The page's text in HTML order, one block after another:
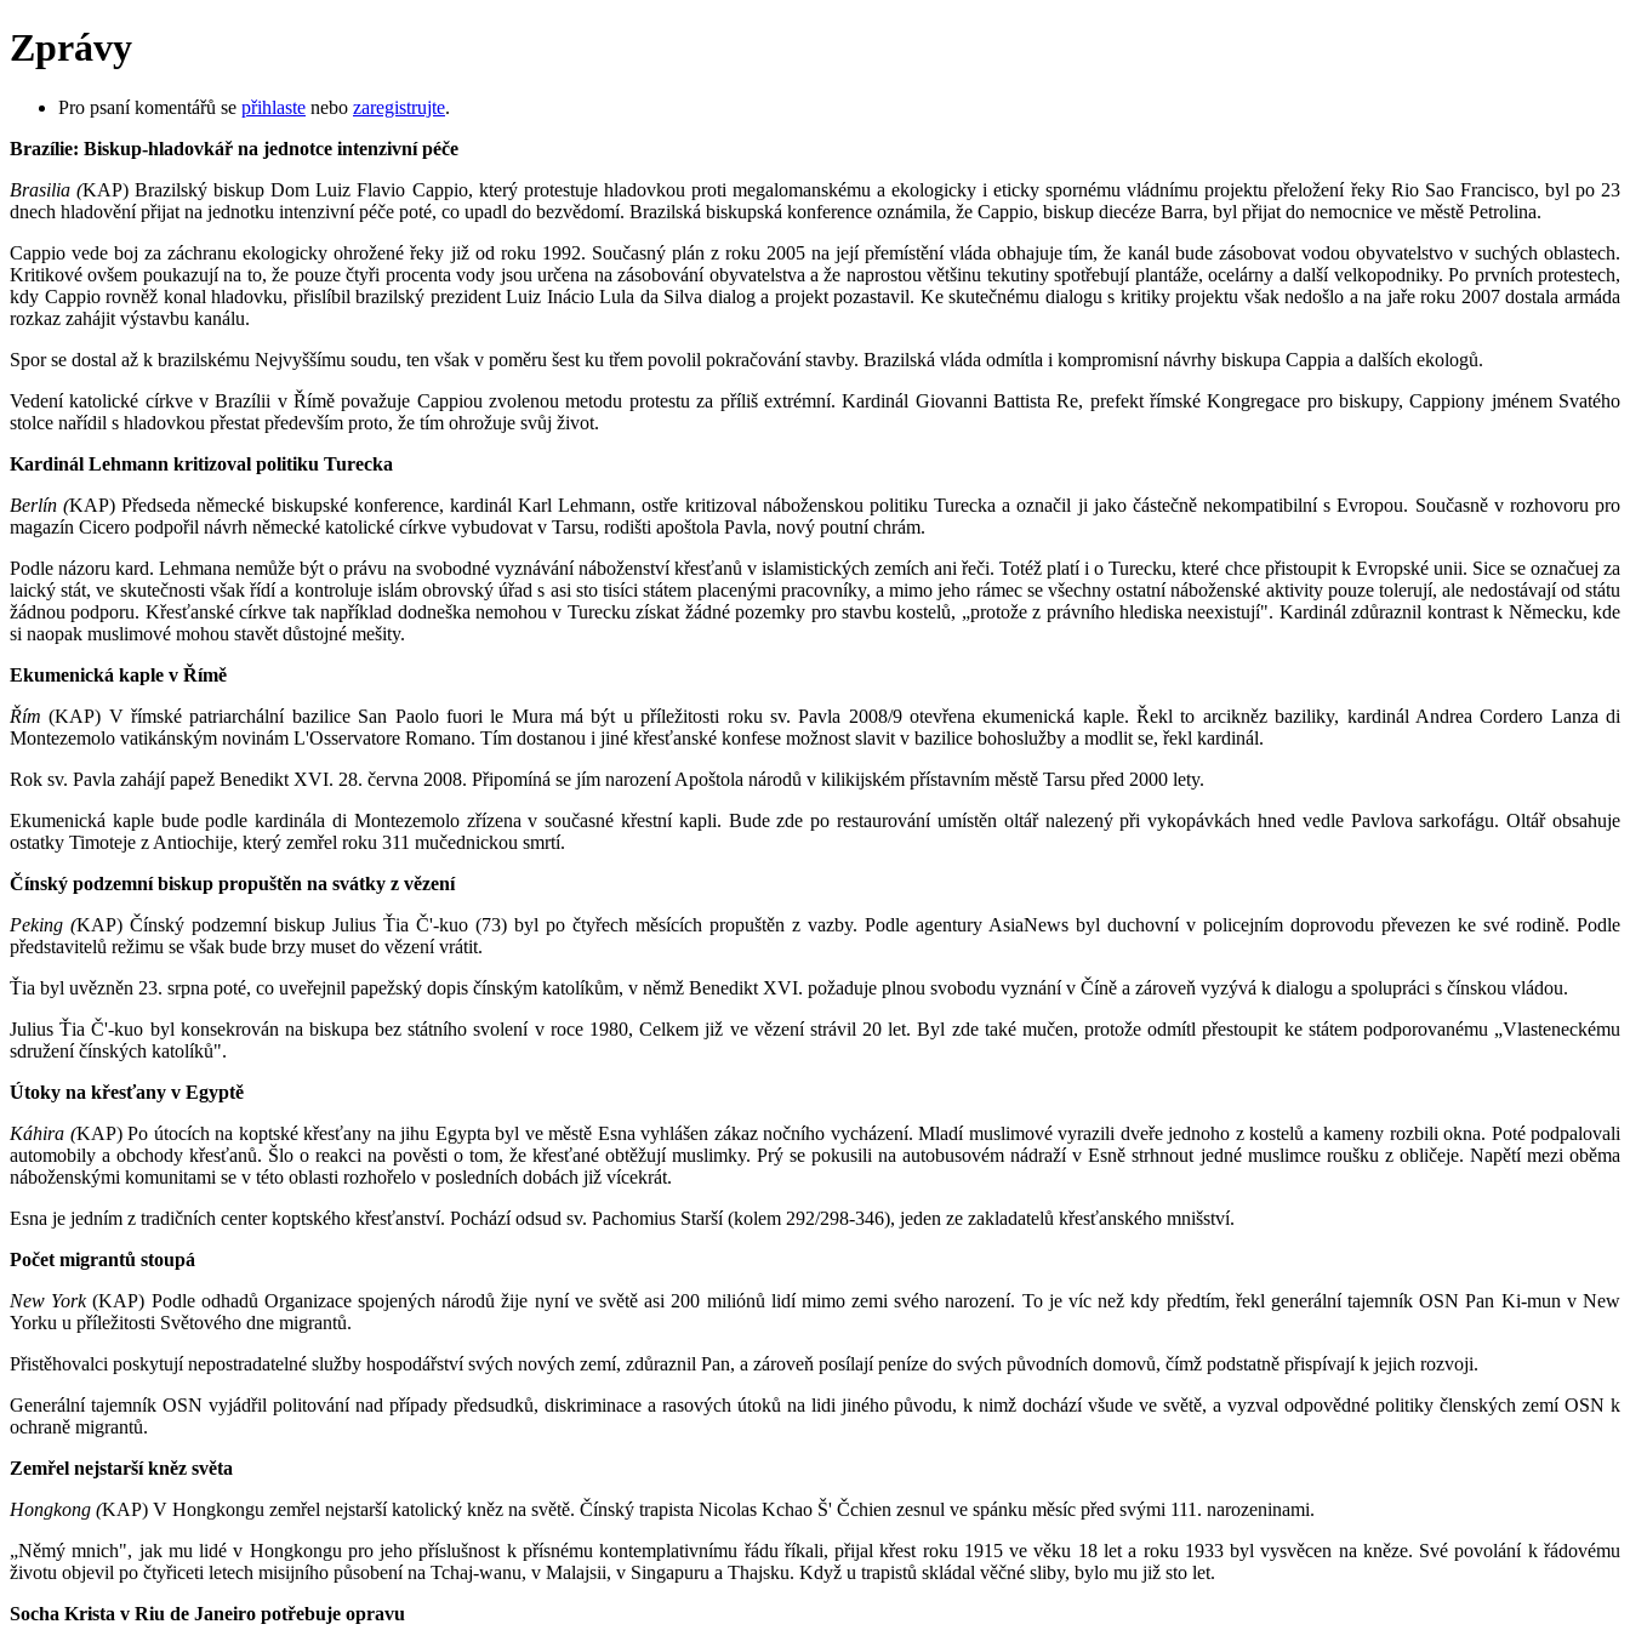
Zprávy
Pro psaní komentářů se přihlaste nebo zaregistrujte.
Brazílie: Biskup-hladovkář na jednotce intenzivní péče
Brasilia (KAP) Brazilský biskup Dom Luiz Flavio Cappio, který protestuje hladovkou proti megalomanskému a ekologicky i eticky spornému vládnímu projektu přeložení řeky Rio Sao Francisco, byl po 23
dnech hladovění přijat na jednotku intenzivní péče poté, co upadl do bezvědomí. Brazilská biskupská kon­ference oznámila, že Cappio, biskup diecéze Barra, byl přijat do nemocnice ve městě Petrolina.
Cappio vede boj za záchranu ekologicky ohrožené řeky již od roku 1992. Současný plán z roku 2005 na její přemístění vláda obhajuje tím, že kanál bude zásobovat vodou obyvatelstvo v suchých oblastech.
Kritikové ovšem poukazují na to, že pouze čtyři procenta vody jsou určena na zásobování obyvatelstva a že naprostou většinu tekutiny spotřebují plantáže, ocelárny a další velkopodniky. Po prvních protestech,
kdy Cappio rovněž konal hladovku, přislíbil brazilský prezident Luiz Inácio Lula da Silva dialog a projekt pozastavil. Ke skutečnému dialogu s kritiky pro­jektu však nedošlo a na jaře roku 2007 dostala armáda
rozkaz zahájit výstavbu kanálu.
Spor se dostal až k brazilskému Nejvyššímu soudu, ten však v poměru šest ku třem povolil pokračování stavby. Brazilská vláda odmítla i kompromisní návrhy biskupa Cappia a dal­ších ekologů.
Vedení katolické církve v Brazílii v Římě považuje Cappiou zvolenou metodu protestu za příliš extrémní. Kardinál Giovanni Battista Re, prefekt římské Kongregace pro biskupy, Cappiony jménem Svatého
stolce nařídil s hladovkou přestat především proto, že tím ohro­žuje svůj život.
Kardinál Lehmann kritizoval politiku Turecka
Berlín (KAP) Předseda německé biskupské konference, kardinál Karl Lehmann, ostře kritizoval náboženskou politiku Turecka a označil ji jako částečně nekompatibilní s Evropou. Současně v rozhovoru pro
magazín Cicero podpořil návrh německé katolické církve vybudovat v Tarsu, rodišti apoštola Pavla, nový poutní chrám.
Podle názoru kard. Lehmana nemůže být o právu na svobodné vyznávání náboženství křesťanů v islamistických zemích ani řeči. Totéž platí i o Turecku, které chce přistoupit k Evropské unii. Sice se označuej za
laický stát, ve skutečnosti však řídí a kontroluje islám obrovský úřad s asi sto tisíci státem placenými pracovníky, a mimo jeho rámec se všechny ostatní náboženské aktivity pouze tolerují, ale nedostávají od státu
žádnou podporu. Křes­ťanské církve tak například dodneška nemo­hou v Turecku získat žádné pozemky pro stavbu kostelů, „protože z právního hlediska neexistují". Kardinál zdůraznil kontrast k Německu, kde
si naopak muslimové mohou stavět důstojné mešity.
Ekumenická kaple v Římě
Řím (KAP) V římské patriarchální bazilice San Paolo fuori le Mura má být u příležitosti roku sv. Pavla 2008/9 otevřena ekumenická kaple. Řekl to arcikněz baziliky, kardinál Andrea Cordero Lanza di
Montezemolo vatikánským novinám L'Osservatore Romano. Tím dostanou i jiné křesťanské konfese možnost slavit v bazilice bohoslužby a modlit se, řekl kardinál.
Rok sv. Pavla zahájí papež Benedikt XVI. 28. června 2008. Připomíná se jím narození Apoštola národů v kilikijském přístavním městě Tarsu před 2000 lety.
Ekumenická kaple bude podle kardinála di Montezemolo zřízena v současné křestní kapli. Bude zde po restaurování umístěn oltář nalezený při vykopávkách hned vedle Pavlova sarkofágu. Oltář obsahuje
ostatky Timoteje z Antiochije, který zemřel roku 311 mučednickou smrtí.
Čínský podzemní biskup propuštěn na svátky z vězení
Peking (KAP) Čínský podzemní biskup Julius Ťia Č'-kuo (73) byl po čtyřech měsících propuštěn z vazby. Podle agentury AsiaNews byl duchovní v policejním doprovodu převezen ke své rodině. Podle
představitelů režimu se však bude brzy muset do vězení vrátit.
Ťia byl uvězněn 23. srpna poté, co uveřejnil papežský dopis čínským katolíkům, v němž Benedikt XVI. požaduje plnou svobodu vyznání v Číně a zároveň vyzývá k dialogu a spo­lupráci s čínskou vládou.
Julius Ťia Č'-kuo byl konsekrován na biskupa bez státního svolení v roce 1980, Celkem již ve vězení strávil 20 let. Byl zde také mučen, protože odmítl přestoupit ke státem podporovanému „Vlasteneckému
sdružení čínských katolíků".
Útoky na křesťany v Egyptě
Káhira (KAP) Po útocích na koptské křesťany na jihu Egypta byl ve městě Esna vyhlášen zákaz nočního vycházení. Mladí muslimové vyrazili dveře jednoho z kostelů a kameny rozbili okna. Poté podpalovali
automobily a obchody křesťanů. Šlo o reakci na pověsti o tom, že křesťané obtěžují muslimky. Prý se pokusili na autobusovém nádraží v Esně strhnout jedné muslimce roušku z obličeje. Napětí mezi oběma
náboženskými komunitami se v této oblasti rozhořelo v posledních dobách již vícekrát.
Esna je jedním z tradičních center koptského křesťanství. Pochází odsud sv. Pachomius Starší (kolem 292/298-346), jeden ze zakladatelů křesťanského mnišství.
Počet migrantů stoupá
New York(KAP) Podle odhadů Organizace spojených národů žije nyní ve světě asi 200 miliónů lidí mimo zemi svého narození. To je víc než kdy předtím, řekl generální tajemník OSN Pan Ki-mun v New
Yorku u příležitosti Světového dne migrantů.
Přistěhovalci poskytují nepostradatelné služby hospodářství svých nových zemí, zdůraznil Pan, a zároveň posílají peníze do svých původních domovů, čímž podstatně přispívají k jejich rozvoji.
Generální tajemník OSN vyjádřil politování nad případy předsudků, diskriminace a rasových útoků na lidi jiného původu, k nimž dochází všude ve světě, a vyzval odpovědné politiky členských zemí OSN k
ochraně migrantů.
Zemřel nejstarší kněz světa
Hongkong (KAP) V Hongkongu zemřel nejstarší katolický kněz na světě. Čínský trapista Nicolas Kchao Š' Čchien zesnul ve spánku měsíc před svými 111. narozeninami.
„Němý mnich", jak mu lidé v Hongkongu pro jeho příslušnost k přísnému kontemplativnímu řádu říkali, přijal křest roku 1915 ve věku 18 let a roku 1933 byl vysvěcen na kněze. Své povolání k řádovému
životu objevil po čtyřiceti letech misijního působení na Tchaj-wanu, v Malajsii, v Singapuru a Thajsku. Když u trapistů skládal věčné sliby, bylo mu již sto let.
Socha Krista v Riu de Janeiro potřebuje opravu